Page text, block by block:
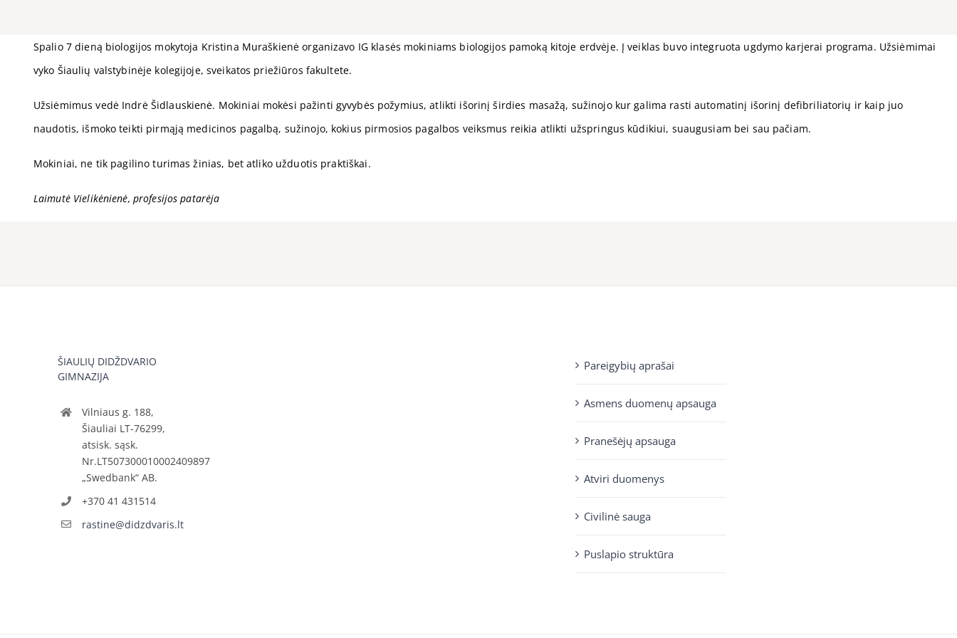
Spalio 7 dieną biologijos mokytoja Kristina Muraškienė organizavo IG klasės mokiniams biologijos pamoką kitoje erdvėje. Į veiklas buvo integruota ugdymo karjerai programa. Užsiėmimai
vyko Šiaulių valstybinėje kolegijoje, sveikatos priežiūros fakultete.
Užsiėmimus vedė Indrė Šidlauskienė. Mokiniai mokėsi pažinti gyvybės požymius, atlikti išorinį širdies masažą, sužinojo kur galima rasti automatinį išorinį defibriliatorių ir kaip juo
naudotis, išmoko teikti pirmąją medicinos pagalbą, sužinojo, kokius pirmosios pagalbos veiksmus reikia atlikti užspringus kūdikiui, suaugusiam bei sau pačiam.
Mokiniai, ne tik pagilino turimas žinias, bet atliko užduotis praktiškai.
Laimutė Vielikėnienė, profesijos patarėja
ŠIAULIŲ DIDŽDVARIO
GIMNAZIJA
Vilniaus g. 188,
Šiauliai LT-76299,
atsisk. sąsk.
Nr.LT507300010002409897
„Swedbank“ AB.
+370 41 431514
rastine@didzdvaris.lt
Pareigybių aprašai
Asmens duomenų apsauga
Pranešėjų apsauga
Atviri duomenys
Civilinė sauga
Puslapio struktūra